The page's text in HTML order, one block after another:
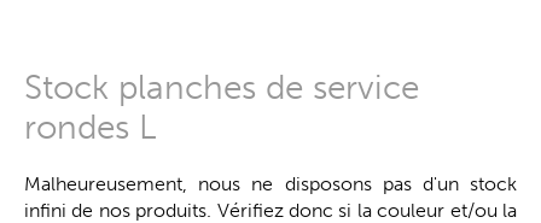
Stock planches de service
rondes L
Malheureusement, nous ne disposons pas d'un stock
infini de nos produits. Vérifiez donc si la couleur et/ou la